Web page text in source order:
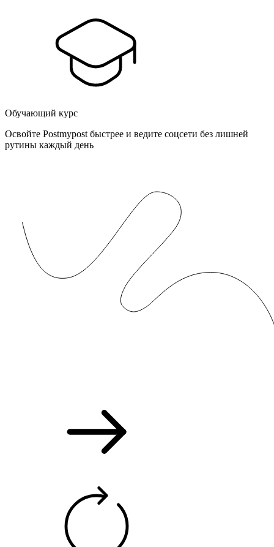
Обучающий курс
Освойте Postmypost быстрее и ведите соцсети без лишней
рутины каждый день